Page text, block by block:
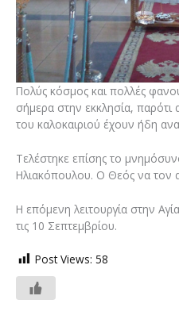
Πολύς κόσμος και πολλές
σήμερα στην εκκλησία, παρότι
του καλοκαιριού έχουν ήδη
Τελέστηκε επίσης το
Ηλιακόπουλου. Ο Θεός να τον
Η επόμενη λειτουργία στην
τις 10 Σεπτεμβρίου.
Post Views: 58